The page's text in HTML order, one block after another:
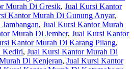
Murah Di Gresik, Jual Kursi Kantor
Kantor Murah Di Gunung Anyar,
, Jual Kursi Kantor Murah
Murah Di Jember, Jual Kursi Kantor
Kantor Murah Di Karang Pilang,
Kediri, Jual Kursi Kantor Murah Di
Di Kenjeran, Jual Kursi Kantor